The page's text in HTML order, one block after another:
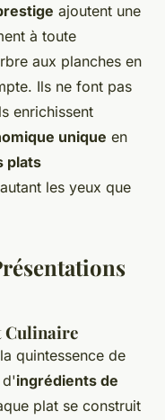
ajoutent une
à toute
aux planches en
Ils ne font pas
enrichissent
unique en
plats
les yeux que
Culinaire
quintessence de
d'ingrédients de
plat se construit